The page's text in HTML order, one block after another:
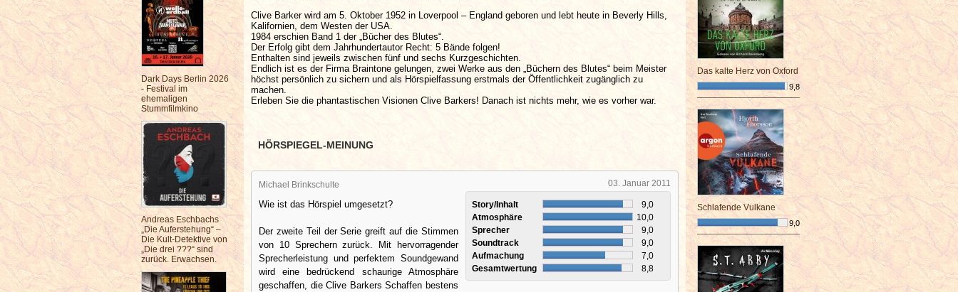
Dark Days Berlin 2026
- Festival im
ehemaligen
Stummfilmkino
Andreas Eschbachs
„Die Auferstehung“ –
Die Kult-Detektive von
„Die drei ???“ sind
zurück. Erwachsen.
Clive Barker wird am 5. Oktober 1952 in Loverpool – England geboren und lebt heute in Beverly Hills,
Kalifornien, dem Westen der USA.
1984 erschien Band 1 der „Bücher des Blutes“.
Der Erfolg gibt dem Jahrhundertautor Recht: 5 Bände folgen!
Enthalten sind jeweils zwischen fünf und sechs Kurzgeschichten.
Endlich ist es der Firma Braintone gelungen, zwei Werke aus den „Büchern des Blutes“ beim Meister
höchst persönlich zu sichern und als Hörspielfassung erstmals der Öffentlichkeit zugänglich zu
machen.
Erleben Sie die phantastischen Visionen Clive Barkers! Danach ist nichts mehr, wie es vorher war.
HÖRSPIEGEL-MEINUNG
03. Januar 2011
Michael Brinkschulte
Story/Inhalt
9,0
Atmosphäre
10,0
Sprecher
9,0
Soundtrack
9,0
Aufmachung
7,0
Gesamtwertung
8,8
Wie ist das Hörspiel umgesetzt?
Der zweite Teil der Serie greift auf die Stimmen
von 10 Sprechern zurück. Mit hervorragender
Sprecherleistung und perfektem Soundgewand
wird eine bedrückend schaurige Atmosphäre
geschaffen, die Clive Barkers Schaffen bestens
Das kalte Herz von Oxford
9,8
¯¯¯¯¯¯¯¯¯¯¯¯¯¯¯¯¯¯¯¯¯¯¯¯
Schlafende Vulkane
9,0
¯¯¯¯¯¯¯¯¯¯¯¯¯¯¯¯¯¯¯¯¯¯¯¯